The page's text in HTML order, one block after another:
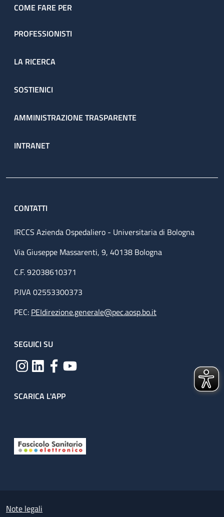
COME FARE PER
PROFESSIONISTI
LA RICERCA
SOSTIENICI
AMMINISTRAZIONE TRASPARENTE
INTRANET
CONTATTI
IRCCS Azienda Ospedaliero - Universitaria di Bologna
Via Giuseppe Massarenti, 9, 40138 Bologna
C.F. 92038610371
P.IVA 02553300373
PEC: PEIdirezione.generale@pec.aosp.bo.it
SEGUICI SU
SCARICA L'APP
Small prints
Note legali